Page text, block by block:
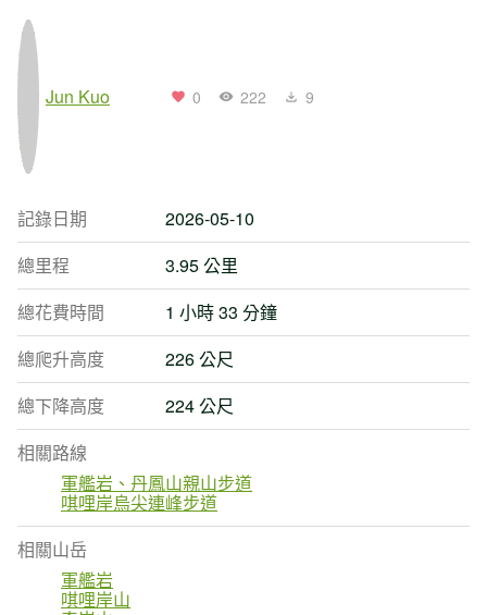
Jun Kuo 0 222 9
記錄日期
2026-05-10
總里程
3.95 公里
總花費時間
1 小時 33 分鐘
總爬升高度
226 公尺
總下降高度
224 公尺
相關路線
軍艦岩、丹鳳山親山步道
唭哩岸烏尖連峰步道
相關山岳
軍艦岩
唭哩岸山